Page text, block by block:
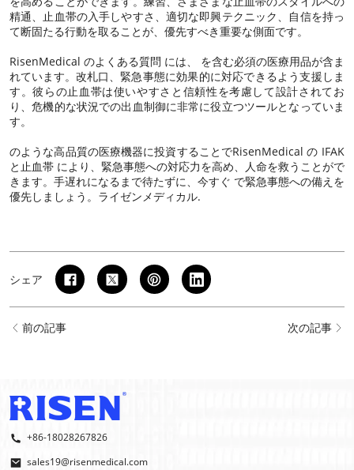
精通、止血帯の入手しやすさ、適切な即興テクニック、自信を持っ
て断固たる行動を取ることが、優先すべき重要な側面です。
RisenMedical のよくある質問 には、 を含む必須の医療用品が含ま
れています。 改札口、緊急事態に効果的に対応できるよう支援しま
す。彼らの止血帯は使いやすさと信頼性を考慮して設計されてお
り、危機的な状況での出血制御に非常に役立つツールとなっていま
す。
のような高品質の医療機器に投資することでRisenMedical の IFAK
と止血帯 により、緊急事態への対応力を高め、人命を救うことがで
きます。手遅れになるまで待たずに、今すぐ で緊急事態への備えを
優先しましょう。 ライゼンメディカル.
シェア
前の記事 次の記事
+86-18028267826
sales19@risenmedical.com